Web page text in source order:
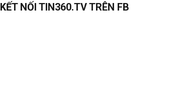
KẾT NỐI TIN360.TV TRÊN FB